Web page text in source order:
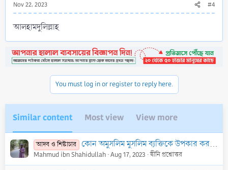
Nov 22, 2023 #4
আলহামদুলিল্লাহ
You must log in or register to reply here.
Similar content Most view View more
আদব ও শিষ্টাচার কোন অমুসলিম মুসলিম ব্যক্তিকে উপকার করলে তাকে জাযাকাল্লাহু খায়রান বলতে বা শুকরিয়া জানাতে পারবে কি?
Mahmud ibn Shahidullah Aug 17, 2023 দ্বীনি প্রশ্নোত্তর